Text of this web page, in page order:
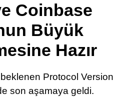
Youtube
TikTok
LinkedIn
Coinbase
Büyük
Hazır
Protocol Version
son aşamaya geldi.